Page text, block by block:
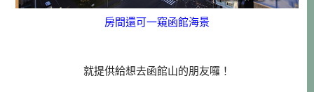
房間還可一窺函館海景
就提供給想去函館山的朋友囉！